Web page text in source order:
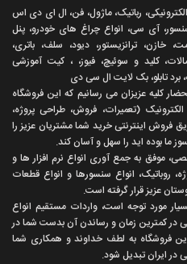
رباتیک، ماژول، فن، ال ای دی اس
سنسور، آی سی، انواع چراغ های خودرو، پنل
خازن، ترانزیستور، دیود، سلف، باتری،
کلید و سوئیچ، فیوز، ، کیت آموزشی
برد تابلو، بک لایت ال سی دی
کليه عزيزان می رسانيم که اين فروشگاه
(تعميرات، فروش، طراحی پروژه،
فروش اينترنتی خريد شما مشتريان عزيز را
ما بوده ايد را سهل و آسان کند.
موفق به جمع آوری انواع نرم افزار ها و
روباتيک، انواع سنسورها و انواع قطعات
عزيز قرار گرفته است.
مورد توجه است، واردات مستقیم انواع
در کمترين زمان و رساندن آن بدست شما در
فروشگاه به لطف خداوند و همکاری شما
در ایران تبديل شود.